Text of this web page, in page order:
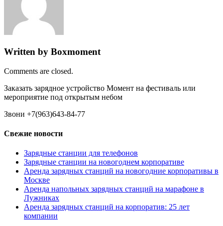
Written by Boxmoment
Comments are closed.
Заказать зарядное устройство Момент на фестиваль или
мероприятие под открытым небом
Звони +7(963)643-84-77
Свежие новости
Зарядные станции для телефонов
Зарядные станции на новогоднем корпоративе
Аренда зарядных станций на новогодние корпоративы в
Москве
Аренда напольных зарядных станций на марафоне в
Лужниках
Аренда зарядных станций на корпоратив: 25 лет
компании